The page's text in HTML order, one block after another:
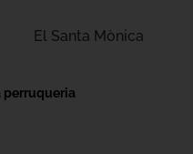
El Santa Mònica
perruqueria